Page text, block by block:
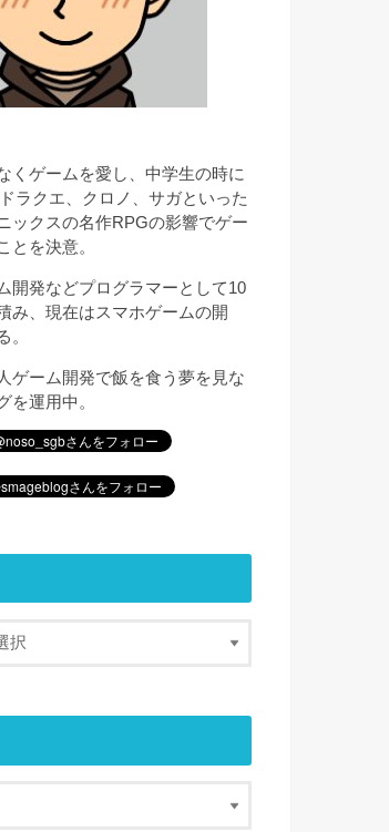
くゲームを愛し、中学生の時に
ラクエ、クロノ、サガといった
ックスの名作RPGの影響でゲー
とを決意。
開発などプログラマーとして10
み、現在はスマホゲームの開
。
ゲーム開発で飯を食う夢を見な
を運用中。